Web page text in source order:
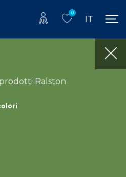
0
IT
Ralston